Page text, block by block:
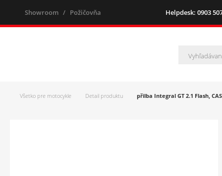
Showroom / Požičovňa Helpdesk: 0903
Všetko pre motocykle Detail produktu přilba Integral GT 2.1 Flash,